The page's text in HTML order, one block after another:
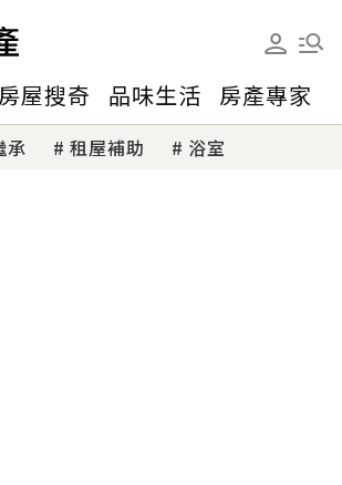
房屋搜奇 品味生活 房產專家
承 租屋補助 浴室